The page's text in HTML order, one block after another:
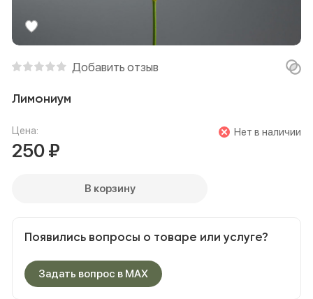
Добавить отзыв
Лимониум
Цена:
250₽
Нет в наличии
В корзину
Появились вопросы о товаре или услуге?
Задать вопрос в MAX